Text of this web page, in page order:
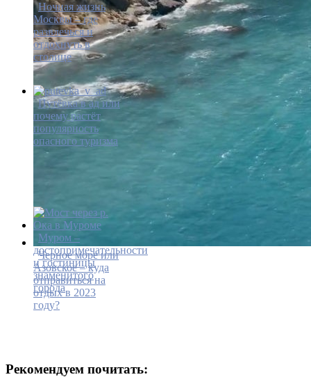
Черное море или
Азовское – куда
отправиться на
отдых в 2023
году?
Ночная жизнь
Москвы – где
развлечься и
отдохнуть в
столице
Путёвка в ад или
почему растёт
популярность
опасного туризма
Муром –
достопримечательности
и гостиницы
знаменитого
города
Рекомендуем почитать: